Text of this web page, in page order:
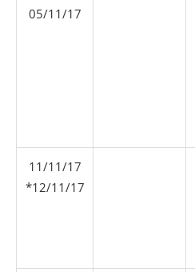
05/11/17
11/11/17
*12/11/17